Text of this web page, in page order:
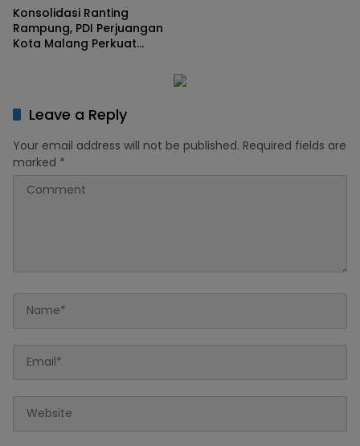
Konsolidasi Ranting
Rampung, PDI Perjuangan
Kota Malang Perkuat
Leave a Reply
Your email address will not be published. Required fields are
marked *